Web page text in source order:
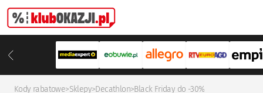
Kody rabatowe>Sklepy>Decathlon>Black Friday do -30%